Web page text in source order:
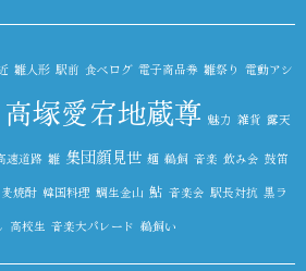
雛人形 駅前 食べログ 電子商品券 雛祭り 電動アシ
高塚愛宕地蔵尊 魅力 雑貨 露天
速道路 雛 集団顔見世 麺 鵜飼 音楽 飲み会 鼓笛
麦焼酎 韓国料理 鯛生金山 鮎 音楽会 駅長対抗 黒ラ
高校生 音楽大パレード 鵜飼い